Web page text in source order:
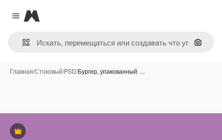
Close menu
Magnific
Поиск
Главная/Стоковый/PSD/Бургер, упакованный …
Премиум